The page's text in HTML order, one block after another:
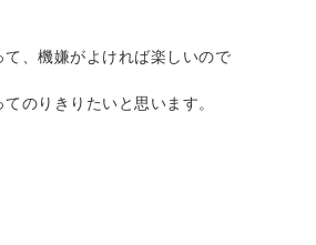
、機嫌がよければ楽しいので
のりきりたいと思います。